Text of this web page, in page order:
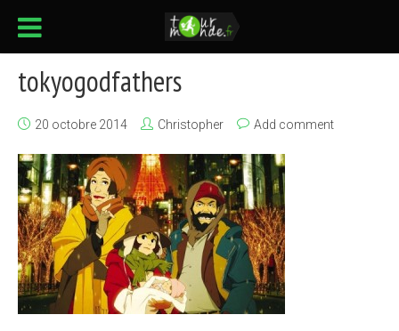
tokyogodfathers
20 octobre 2014 Christopher Add comment